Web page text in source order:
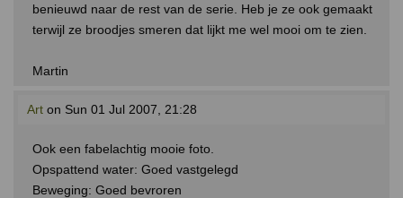
benieuwd naar de rest van de serie. Heb je ze ook gemaakt
terwijl ze broodjes smeren dat lijkt me wel mooi om te zien.
Martin
Art on Sun 01 Jul 2007, 21:28
Ook een fabelachtig mooie foto.
Opspattend water: Goed vastgelegd
Beweging: Goed bevroren